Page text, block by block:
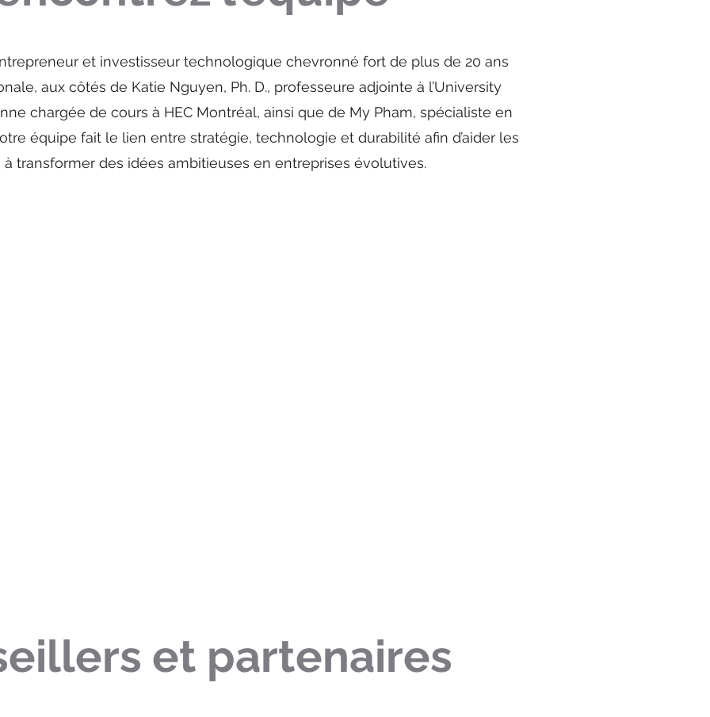
et investisseur technologique chevronné fort de plus de 20 ans
aux côtés de Katie Nguyen, Ph. D., professeure adjointe à l’University
chargée de cours à HEC Montréal, ainsi que de My Pham, spécialiste en
équipe fait le lien entre stratégie, technologie et durabilité afin d’aider les
transformer des idées ambitieuses en entreprises évolutives.
et partenaires